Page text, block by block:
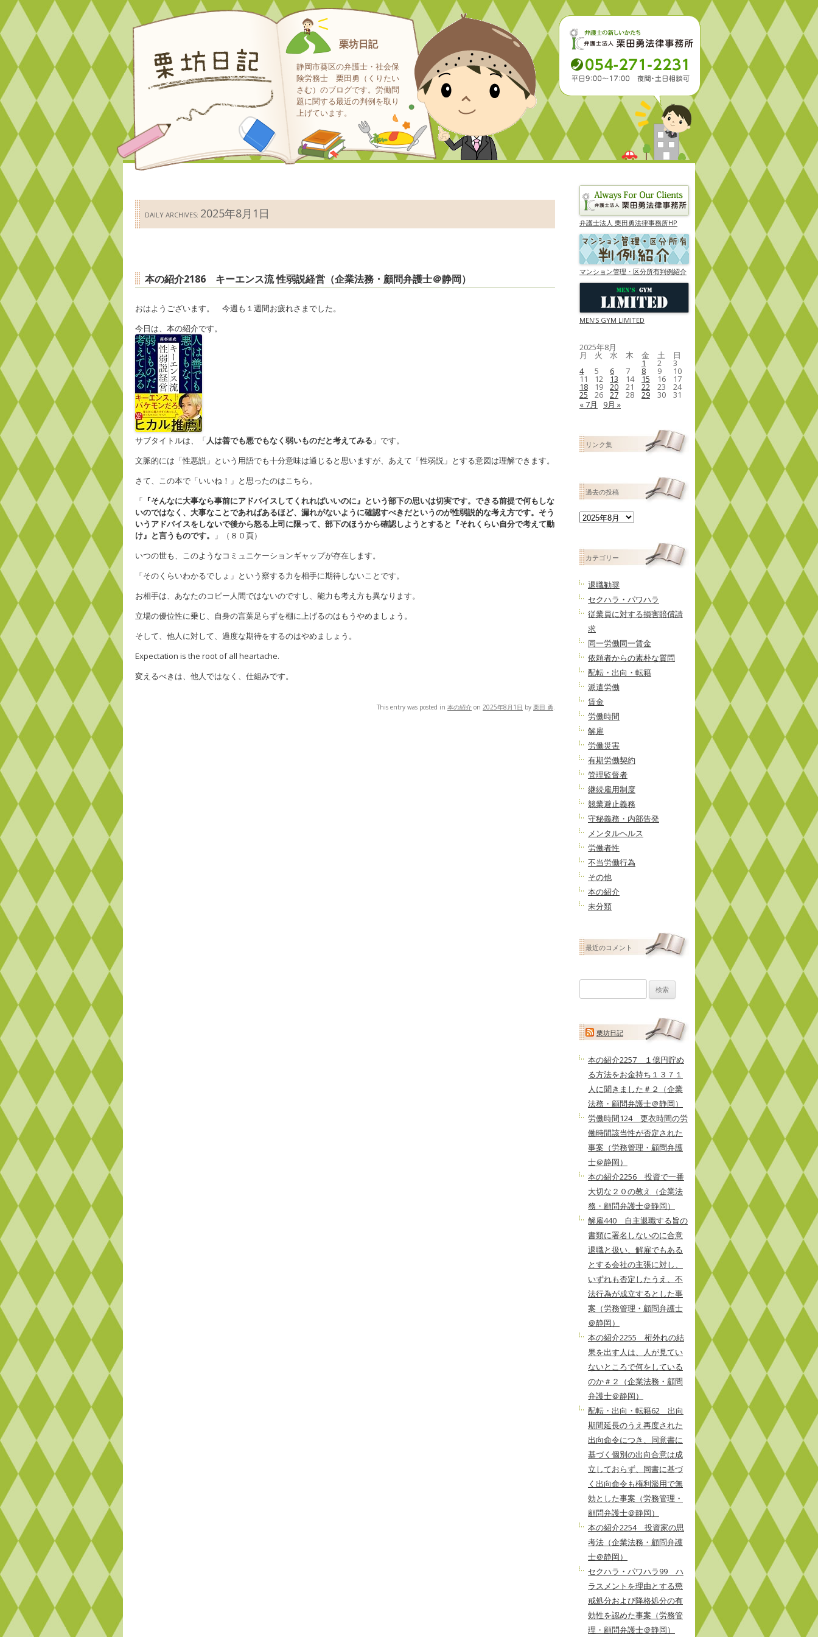
栗坊日記
静岡市葵区の弁護士・社会保
険労務士 栗田勇（くりたい
さむ）のブログです。労働問
題に関する最近の判例を取り
上げています。
DAILY ARCHIVES: 2025年8月1日
本の紹介2186 キーエンス流 性弱説経営（企業法務・顧問弁護士＠静岡）
おはようございます。 今週も１週間お疲れさまでした。
今日は、本の紹介です。
サブタイトルは、「人は善でも悪でもなく弱いものだと考えてみる 」です。
文脈的には「性悪説」という用語でも十分意味は通じると思いますが、あえて「性弱説」とする意図は理解できます。
さて、この本で「いいね！」と思ったのはこちら。
「 『そんなに大事なら事前にアドバイスしてくれればいいのに』という部下の思いは切実です。できる前提で何もしな
いのではなく、大事なことであればあるほど、漏れがないように確認すべきだというのが性弱説的な考え方です。そう
いうアドバイスをしないで後から怒る上司に限って、部下のほうから確認しようとすると『それくらい自分で考えて動
け』と言うものです。
」（８０頁）
いつの世も、このようなコミュニケーションギャップが存在します。
「そのくらいわかるでしょ」という察する力を相手に期待しないことです。
お相手は、あなたのコピー人間ではないのですし、能力も考え方も異なります。
立場の優位性に乗じ、自身の言葉足らずを棚に上げるのはもうやめましょう。
そして、他人に対して、過度な期待をするのはやめましょう。
Expectation is the root of all heartache.
変えるべきは、他人ではなく、仕組みです。
This entry was posted in 本の紹介 on 2025年8月1日 by 栗田 勇.
弁護士法人 栗田勇法律事務所HP
マンション管理・区分所有判例紹介
MEN'S GYM LIMITED
2025年8月
月 火 水 木 金 土 日
1 2 3
4 5 6 7 8 9 10
11 12 13 14 15 16 17
18 19 20 21 22 23 24
25 26 27 28 29 30
31
« 7月
9月 »
リンク集
過去の投稿
過
投
稿カテゴリー
退職勧奨
セクハラ・パワハラ
従業員に対する損害賠償請
求
同一労働同一賃金
依頼者からの素朴な質問
配転・出向・転籍
派遣労働
賃金
労働時間
解雇
労働災害
有期労働契約
管理監督者
継続雇用制度
競業避止義務
守秘義務・内部告発
メンタルヘルス
労働者性
不当労働行為
その他
本の紹介
未分類
最近のコメント
検
栗坊日記
本の紹介2257 １億円貯め
る方法をお金持ち１３７１
人に聞きました＃２（企業
法務・顧問弁護士＠静岡）
労働時間124 更衣時間の労
働時間該当性が否定された
事案（労務管理・顧問弁護
士＠静岡）
本の紹介2256 投資で一番
大切な２０の教え（企業法
務・顧問弁護士＠静岡）
解雇440 自主退職する旨の
書類に署名しないのに合意
退職と扱い、解雇でもある
とする会社の主張に対し、
いずれも否定したうえ、不
法行為が成立するとした事
案（労務管理・顧問弁護士
＠静岡）
本の紹介2255 桁外れの結
果を出す人は、人が見てい
ないところで何をしている
のか＃２（企業法務・顧問
弁護士＠静岡）
配転・出向・転籍62 出向
期間延長のうえ再度された
出向命令につき、同意書に
基づく個別の出向合意は成
立しておらず、同書に基づ
く出向命令も権利濫用で無
効とした事案（労務管理・
顧問弁護士＠静岡）
本の紹介2254 投資家の思
考法（企業法務・顧問弁護
士＠静岡）
セクハラ・パワハラ99 ハ
ラスメントを理由とする懲
戒処分および降格処分の有
効性を認めた事案（労務管
理・顧問弁護士＠静岡）